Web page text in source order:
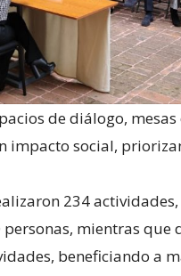
de diálogo,
impacto social,
234
mientras que
beneficiando a